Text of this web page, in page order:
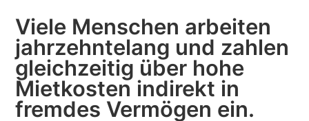
Viele Menschen arbeiten
jahrzehntelang und zahlen
gleichzeitig über hohe
Mietkosten indirekt in
fremdes Vermögen ein.